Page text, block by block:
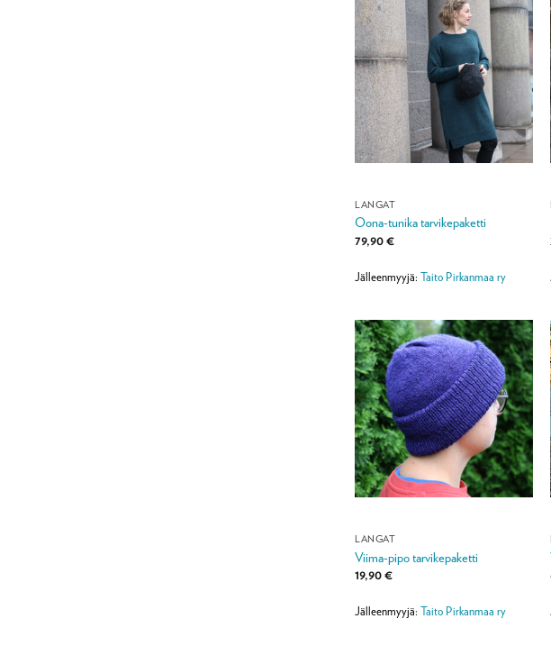
LANGAT
Oona-tunika tarvikepaketti
79,90€
Jälleenmyyjä:Taito Pirkanmaa ry
LANGAT
Viima-pipo tarvikepaketti
19,90€
Jälleenmyyjä:Taito Pirkanmaa ry